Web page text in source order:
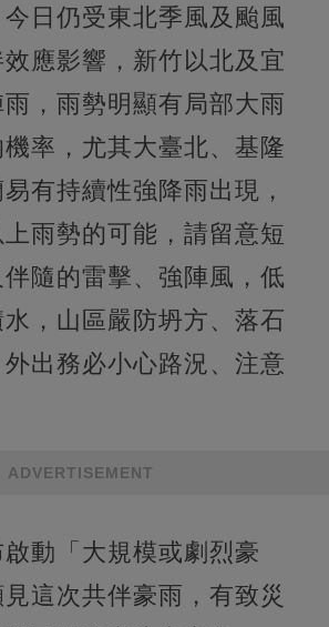
日仍受東北季風及颱風
應影響，新竹以北及宜
，雨勢明顯有局部大雨
率，尤其大臺北、基隆
有持續性強降雨出現，
雨勢的可能，請留意短
隨的雷擊、強陣風，低
，山區嚴防坍方、落石
出務必小心路況、注意
ADVERTISEMENT
動「大規模或劇烈豪
這次共伴豪雨，有致災